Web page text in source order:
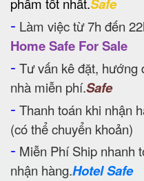
Safe
- Làm việc từ 7h đến
Home Safe For Sale
- Tư vấn kê đặt, hướng
nhà miễn phí.Safe
- Thanh toán khi nhận
(có thể chuyển khoản)
- Miễn Phí Ship nhanh
nhận hàng.Hotel Safe